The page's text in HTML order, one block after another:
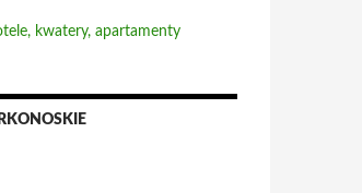
kwatery, apartamenty